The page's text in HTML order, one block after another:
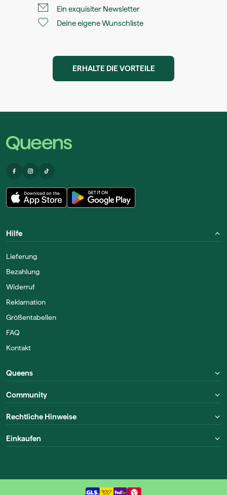
Ein exquisiter Newsletter
Deine eigene Wunschliste
ERHALTE DIE VORTEILE
Hilfe
Lieferung
Bezahlung
Widerruf
Reklamation
Größentabellen
FAQ
Kontakt
Queens
Community
Rechtliche Hinweise
Einkaufen